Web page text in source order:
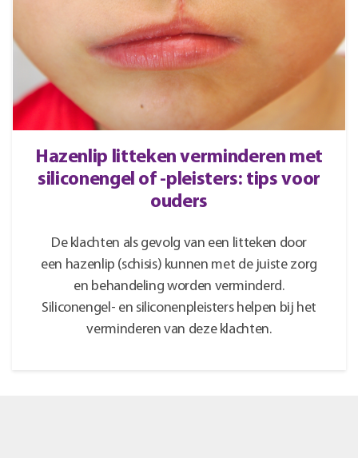
Hazenlip litteken verminderen met
siliconengel of -pleisters: tips voor
ouders
De klachten als gevolg van een litteken door
een hazenlip (schisis) kunnen met de juiste zorg
en behandeling worden verminderd.
Siliconengel- en siliconenpleisters helpen bij het
verminderen van deze klachten.